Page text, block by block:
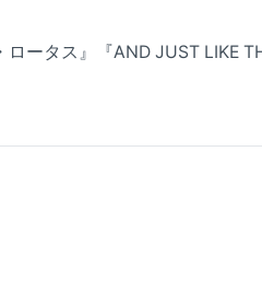
ータス』『AND JUST LIKE